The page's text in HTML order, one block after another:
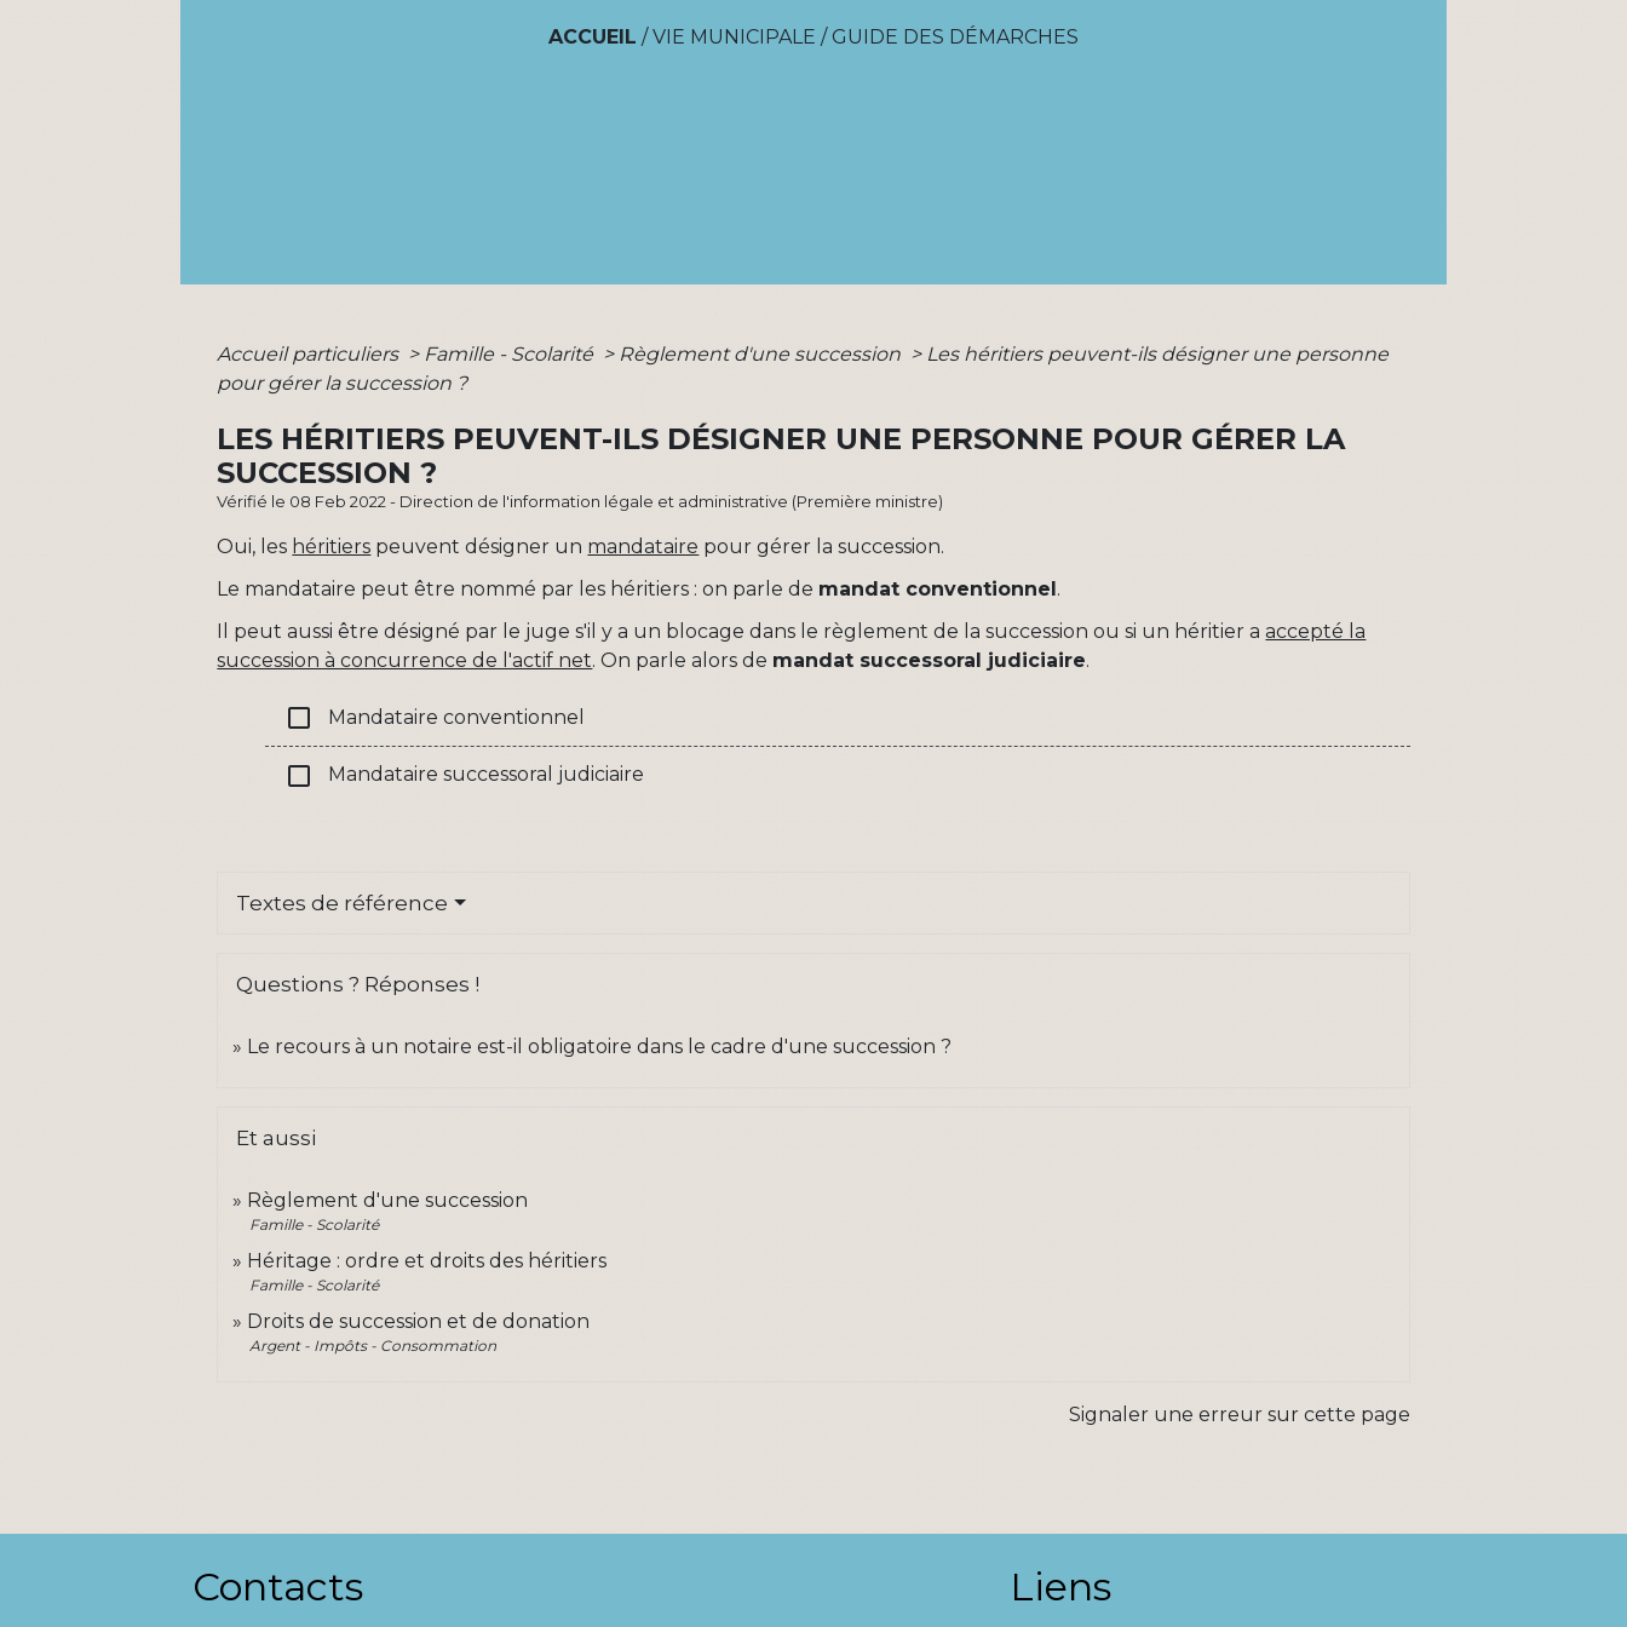
ACCUEIL /VIE MUNICIPALE / GUIDE DES DÉMARCHES
Accueil particuliers > Famille - Scolarité > Règlement d'une succession > Les héritiers peuvent-ils désigner une personne
pour gérer la succession ?
LES HÉRITIERS PEUVENT-ILS DÉSIGNER UNE PERSONNE POUR GÉRER LA
SUCCESSION ?
Vérifié le 08 Feb 2022 - Direction de l'information légale et administrative (Première ministre)
Oui, les héritiers peuvent désigner un mandataire pour gérer la succession.
Le mandataire peut être nommé par les héritiers : on parle de mandat conventionnel .
Il peut aussi être désigné par le juge s'il y a un blocage dans le règlement de la succession ou si un héritier aaccepté la
succession à concurrence de l'actif net. On parle alors de mandat successoral judiciaire.
check_box_outline_blank Mandataire conventionnel
check_box_outline_blank Mandataire successoral judiciaire
Textes de référence
Questions ? Réponses !
Le recours à un notaire est-il obligatoire dans le cadre d'une succession ?
Et aussi
Règlement d'une succession
Famille - Scolarité
Héritage : ordre et droits des héritiers
Famille - Scolarité
Droits de succession et de donation
Argent - Impôts - Consommation
Signaler une erreur sur cette page
Contacts Liens